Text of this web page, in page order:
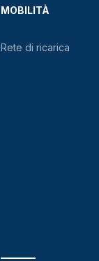
MOBILITÀ
Rete di ricarica